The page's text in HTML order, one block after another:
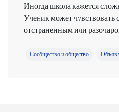
Иногда школа кажется
Ученик может чувствовать
отстраненным или
Сообщество и общество